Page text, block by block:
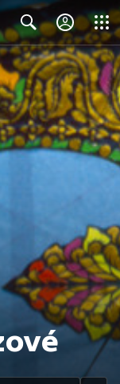
Search Close